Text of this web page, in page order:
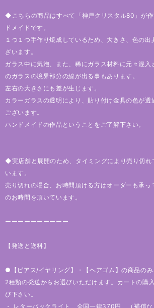
◆こちらの商品はすべて「神戸クリスタル80」が
ドメイドです。
１つ１つ手作り焼成しているため、大きさ、色の出
ざいます。
ガラス中に気泡、また、稀にガラス材料に元々混入
のガラスの境界部分の線が出る事もあります。
左右の大きさにも差が生じます。
カラーガラスの透明により、貼り付け金具の色が透
ございます。
ハンドメイドの作品ということをご了解下さい。
◆実店舗と展開のため、タイミングにより売り切れ
います。
売り切れの場合、お時間頂ける方はオーダーも承
のお時間を頂いています。
ーーーーーーーーーー
【発送と送料】
●【ピアス/イヤリング】・【ヘアゴム】の商品の
2種類の発送からお選びいただけます。カートの購
び下さい。
・ レターパックライト 全国一律370円 （補償な